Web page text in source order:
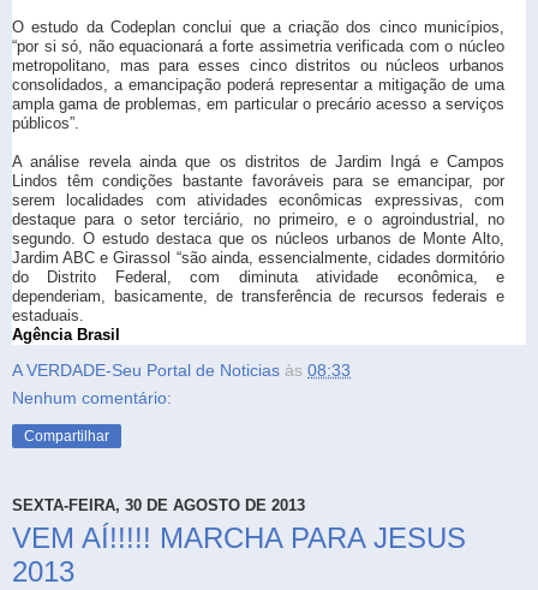
O estudo da Codeplan conclui que a criação dos cinco municípios,
“por si só, não equacionará a forte assimetria verificada com o núcleo
metropolitano, mas para esses cinco distritos ou núcleos urbanos
consolidados, a emancipação poderá representar a mitigação de uma
ampla gama de problemas, em particular o precário acesso a serviços
públicos”.
A análise revela ainda que os distritos de Jardim Ingá e Campos
Lindos têm condições bastante favoráveis para se emancipar, por
serem localidades com atividades econômicas expressivas, com
destaque para o setor terciário, no primeiro, e o agroindustrial, no
segundo. O estudo destaca que os núcleos urbanos de Monte Alto,
Jardim ABC e Girassol “são ainda, essencialmente, cidades dormitório
do Distrito Federal, com diminuta atividade econômica, e
dependeriam, basicamente, de transferência de recursos federais e
estaduais.
Agência Brasil
A VERDADE-Seu Portal de Noticias às 08:33
Nenhum comentário:
Compartilhar
SEXTA-FEIRA, 30 DE AGOSTO DE 2013
VEM AÍ!!!!! MARCHA PARA JESUS
2013